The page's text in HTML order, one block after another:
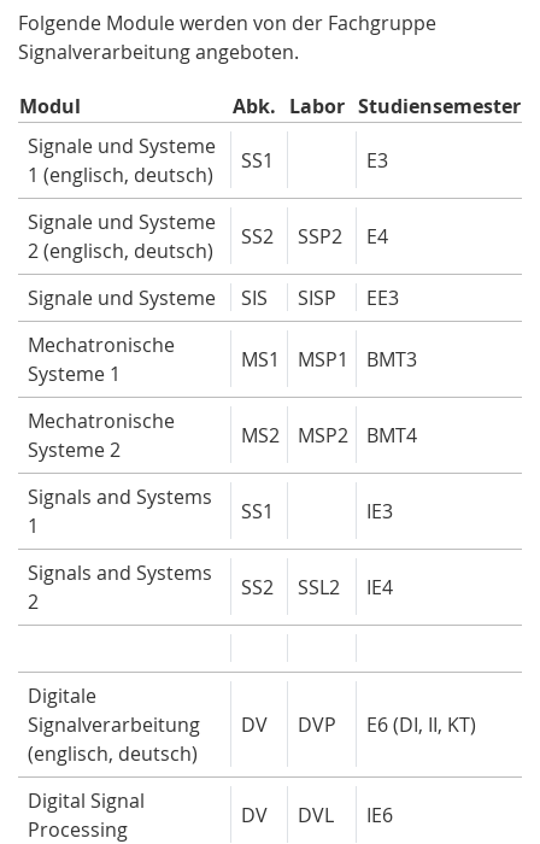
Folgende Module werden von der Fachgruppe
Signalverarbeitung angeboten.
Modul Abk. Labor Studiensemester
Signale und Systeme
1 (englisch, deutsch)
SS1 E3
Signale und Systeme
2 (englisch, deutsch)
SS2 SSP2 E4
Signale und Systeme SIS SISP
EE3
Mechatronische
Systeme 1
MS1 MSP1 BMT3
Mechatronische
Systeme 2
MS2 MSP2 BMT4
Signals and Systems
1
SS1 IE3
Signals and Systems
2
SS2 SSL2 IE4
Digitale
Signalverarbeitung
(englisch, deutsch)
DV DVP E6 (DI, II, KT)
Digital Signal
Processing
DV DVL IE6